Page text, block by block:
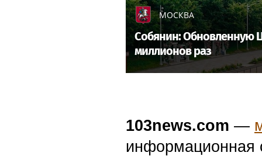
МОСКВА
Собянин: Обновленную
миллионов раз
103news.com —
информационная